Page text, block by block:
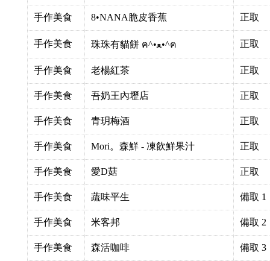
手作美食 8•NANA脆皮香蕉 正取
手作美食 珠珠有貓餅 ฅ^•ﻌ•^ฅ 正取
手作美食 老楊紅茶 正取
手作美食 吾奶王內壢店 正取
手作美食 青玥梅酒 正取
手作美食 Mori。森鮮 - 凍飲鮮果汁 正取
手作美食 愛D菇 正取
手作美食 蔬味平生 備取 1
手作美食 米客邦 備取 2
手作美食 森活咖啡 備取 3